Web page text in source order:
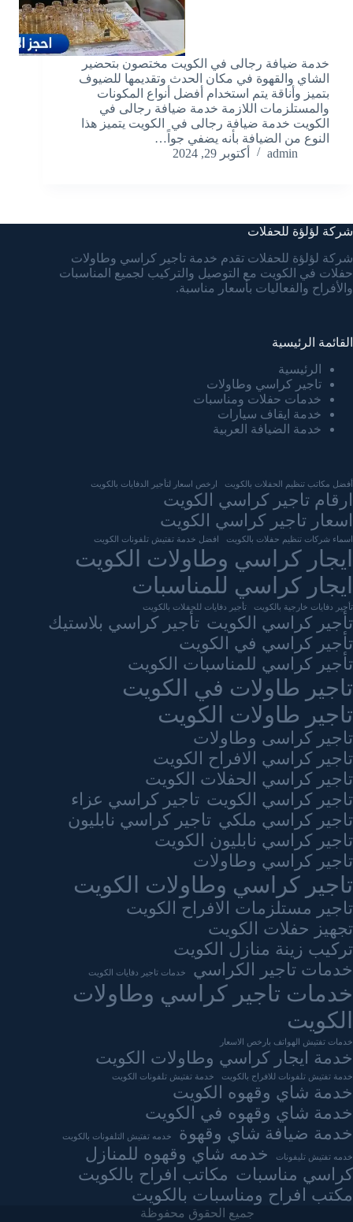
خدمة ضيافة رجالى في الكويت مختصون بتحضير
الشاي والقهوة في مكان الحدث وتقديمها للضيوف
بتميز وأناقة يتم استخدام أفضل أنواع المكونات
والمستلزمات اللازمة خدمة ضيافة رجالى في
الكويت خدمة ضيافة رجالى في الكويت يتميز هذا
النوع من الضيافة بأنه يضفي جواً…
admin
أكتوبر 29, 2024
شركة لؤلؤة للحفلات
شركة لؤلؤة للحفلات تقدم خدمة تاجير كراسي وطاولات
حفلات في الكويت مع التوصيل والتركيب لجميع المناسبات
والأفراح والفعاليات بأسعار مناسبة.
القائمة الرئيسية
الرئيسية
تاجير كراسي وطاولات
خدمات حفلات ومناسبات
خدمة ايقاف سيارات
خدمة الضيافة العربية
أفضل مكاتب تنظيم الحفلات بالكويت ارخص اسعار لتأجير الدفايات بالكويت
ارقام تاجير كراسي الكويت
اسعار تاجير كراسي الكويت
اسماء شركات تنظيم حفلات بالكويت افضل خدمة تفتيش تلفونات الكويت
ايجار كراسي وطاولات الكويت
ايجار كراسي للمناسبات
تأجير دفايات خارجية بالكويت تأجير دفايات للحفلات بالكويت
تأجير كراسي الكويت تأجير كراسي بلاستيك
تأجير كراسي في الكويت
تأجير كراسي للمناسبات الكويت
تاجير طاولات في الكويت
تاجير طاولات الكويت
تاجير كراسى وطاولات
تاجير كراسي الافراح الكويت
تاجير كراسي الحفلات الكويت
تاجير كراسي الكويت تاجير كراسي عزاء
تاجير كراسي ملكي تاجير كراسي نابليون
تاجير كراسي نابليون الكويت
تاجير كراسي وطاولات
تاجير كراسي وطاولات الكويت
تاجير مستلزمات الافراح الكويت
تجهيز حفلات الكويت
تركيب زينة منازل الكويت
خدمات تاجير الكراسي
خدمات تاجير دفايات الكويت
خدمات تاجير كراسي وطاولات
الكويت
خدمات تفتيش الهواتف بارخص الاسعار
خدمة ايجار كراسي وطاولات الكويت
خدمة تفتيش تلفونات للافراح بالكويت خدمة تفتيش تلفونات الكويت
خدمة شاي وقهوه الكويت
خدمة شاي وقهوه في الكويت
خدمة ضيافة شاي وقهوة
خدمه تفتيش التلفونات بالكويت
خدمه تفتيش تليفونات
خدمه شاي وقهوه للمنازل
كراسي مناسبات مكاتب افراح بالكويت
مكتب افراح ومناسبات بالكويت
جميع الحقوق محفوظة